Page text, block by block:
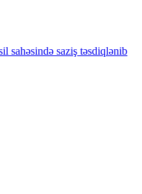
sahəsində saziş təsdiqlənib